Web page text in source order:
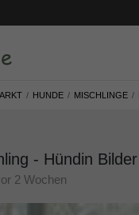
HUNDE MISCHLINGE
- Hündin Bilder
2 Wochen